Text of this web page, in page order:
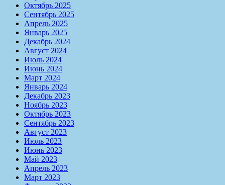
Октябрь 2025
Сентябрь 2025
Апрель 2025
Январь 2025
Декабрь 2024
Август 2024
Июль 2024
Июнь 2024
Март 2024
Январь 2024
Декабрь 2023
Ноябрь 2023
Октябрь 2023
Сентябрь 2023
Август 2023
Июль 2023
Июнь 2023
Май 2023
Апрель 2023
Март 2023